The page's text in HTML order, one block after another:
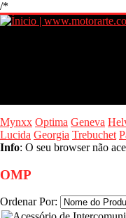
/*
Mynxx Optima Geneva
Lucida Georgia Trebuchet
Info: O seu browser não
OMP
Ordenar Por: